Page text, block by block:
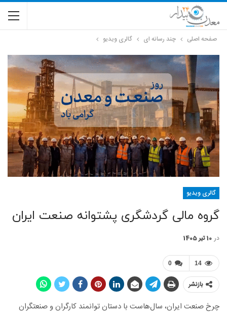
صفحه اصلی چند رسانه ای گالری ویدیو
گالری ویدیو
گروه مالی گردشگری پشتوانه صنعت ایران
در 10 تیر 1405
0 14
بازنشر
چرخ صنعت ایران، سال‌هاست با دستان توانمند کارگران و صنعتگران